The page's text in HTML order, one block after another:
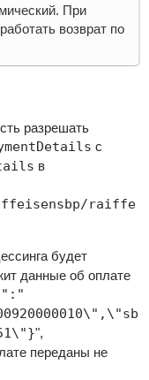
При
возврат по
разрешать
с
в
raiffe
будет
данные об оплате
",
переданы не